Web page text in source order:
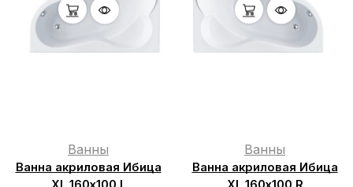
Ванны
Ванна акриловая Ибица
Ванны
Ванна акриловая Ибица